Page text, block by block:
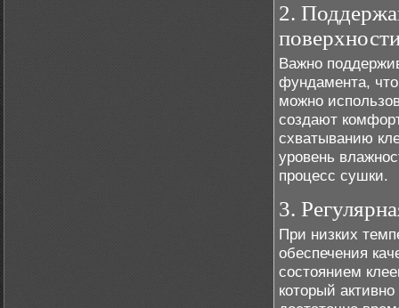
2.
Важно
фундамента,
можно
создают
схватыванию
уровень
процесс сушки.
3.
При низких
обеспечения
состоянием
который